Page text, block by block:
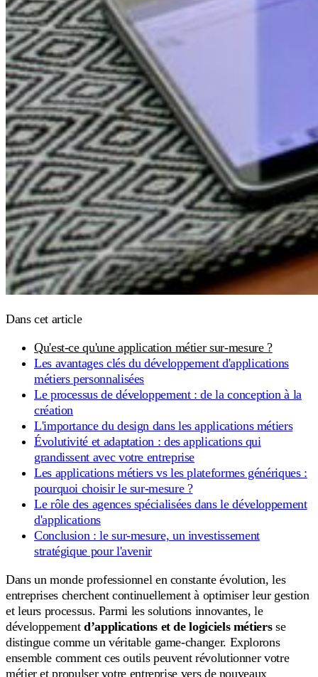
Dans cet article
Qu'est-ce qu'une application métier sur-mesure ?
Les avantages clés du développement d'applications
métiers personnalisées
Le processus de développement : de la conception à la
création
L'importance du design dans les applications métiers
Évolutivité et adaptation : des applications qui
grandissent avec votre entreprise
Les applications métiers vs les plateformes génériques :
pourquoi choisir le sur-mesure ?
Le rôle des agences spécialisées dans le développement
d'applications
Conclusion : le sur-mesure, un investissement
stratégique pour l'avenir
Dans un monde professionnel en constante évolution, les
entreprises cherchent continuellement à optimiser leur gestion
et leurs processus. Parmi les solutions innovantes, le
développement d’applications et de logiciels métiersse
distingue comme un véritable game-changer. Explorons
ensemble comment ces outils peuvent révolutionner votre
métier et propulser votre entreprise vers de nouveaux